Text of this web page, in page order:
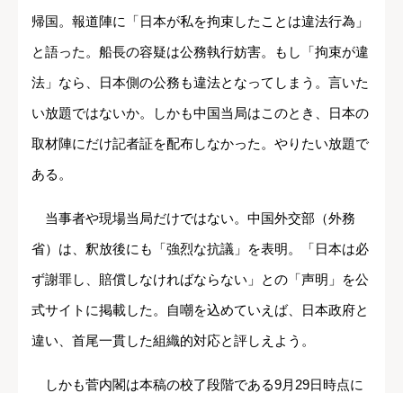
帰国。報道陣に「日本が私を拘束したことは違法行為」
と語った。船長の容疑は公務執行妨害。もし「拘束が違
法」なら、日本側の公務も違法となってしまう。言いた
い放題ではないか。しかも中国当局はこのとき、日本の
取材陣にだけ記者証を配布しなかった。やりたい放題で
ある。
当事者や現場当局だけではない。中国外交部（外務
省）は、釈放後にも「強烈な抗議」を表明。「日本は必
ず謝罪し、賠償しなければならない」との「声明」を公
式サイトに掲載した。自嘲を込めていえば、日本政府と
違い、首尾一貫した組織的対応と評しえよう。
しかも菅内閣は本稿の校了段階である9月29日時点に